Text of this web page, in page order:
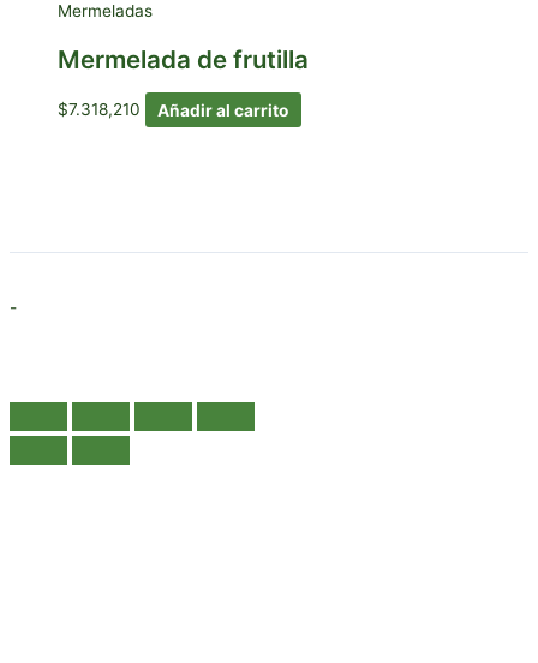
Mermeladas
Mermelada de frutilla
$7.318,210 Añadir al carrito
-